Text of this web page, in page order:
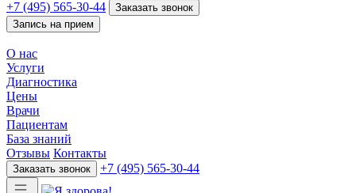
+7 (495) 565-30-44
Заказать звонок
Запись на прием
О нас
Услуги
Диагностика
Цены
Врачи
Пациентам
База знаний
Отзывы Контакты
Заказать звонок +7 (495) 565-30-44